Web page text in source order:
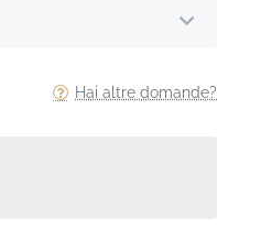
Hai altre domande?